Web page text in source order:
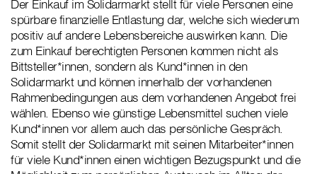
Der Einkauf im Solidarmarkt stellt für viele Personen eine
spürbare finanzielle Entlastung dar, welche sich wiederum
positiv auf andere Lebensbereiche auswirken kann. Die
zum Einkauf berechtigten Personen kommen nicht als
Bittsteller*innen, sondern als Kund*innen in den
Solidarmarkt und können innerhalb der vorhandenen
Rahmenbedingungen aus dem vorhandenen Angebot frei
wählen. Ebenso wie günstige Lebensmittel suchen viele
Kund*innen vor allem auch das persönliche Gespräch.
Somit stellt der Solidarmarkt mit seinen Mitarbeiter*innen
für viele Kund*innen einen wichtigen Bezugspunkt und die